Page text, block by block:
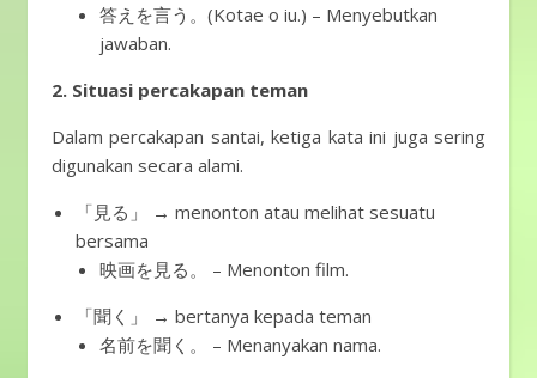
答えを言う。(Kotae o iu.) – Menyebutkan
jawaban.
2. Situasi percakapan teman
Dalam percakapan santai, ketiga kata ini juga sering
digunakan secara alami.
「見る」 → menonton atau melihat sesuatu
bersama
映画を見る。 – Menonton film.
「聞く」 → bertanya kepada teman
名前を聞く。 – Menanyakan nama.